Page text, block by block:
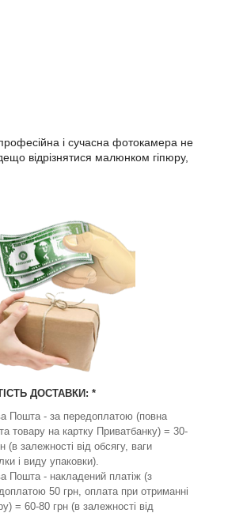
і сучасна фотокамера не
відрізнятися малюнком гіпюру,
ДОСТАВКИ: *
Пошта - за передоплатою (повна
товару на картку Приватбанку) = 30-
(в залежності від обсягу, ваги
і виду упаковки).
Пошта - накладений платіж (з
50 грн, оплата при отриманні
= 60-80 грн (в залежності від